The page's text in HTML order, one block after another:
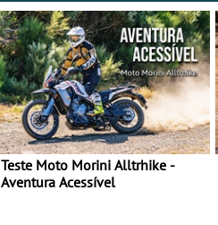
Teste Moto Morini Alltrhike -
Aventura Acessível